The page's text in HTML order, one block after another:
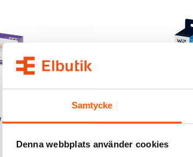
Samtycke
Denna webbplats använder cookies
RGB 3-pack
WiZ Smart LED GU10
WiZ
149,00 kr